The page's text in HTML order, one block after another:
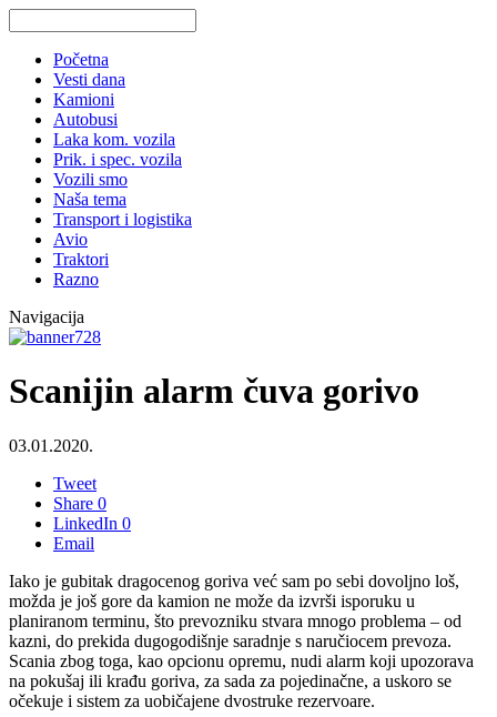
Početna
Vesti dana
Kamioni
Autobusi
Laka kom. vozila
Prik. i spec. vozila
Vozili smo
Naša tema
Transport i logistika
Avio
Traktori
Razno
Navigacija
Scanijin alarm čuva gorivo
03.01.2020.
Tweet
Share 0
LinkedIn 0
Email
Iako je gubitak dragocenog goriva već sam po sebi dovoljno loš,
možda je još gore da kamion ne može da izvrši isporuku u
planiranom terminu, što prevozniku stvara mnogo problema – od
kazni, do prekida dugogodišnje saradnje s naručiocem prevoza.
Scania zbog toga, kao opcionu opremu, nudi alarm koji upozorava
na pokušaj ili krađu goriva, za sada za pojedinačne, a uskoro se
očekuje i sistem za uobičajene dvostruke rezervoare.